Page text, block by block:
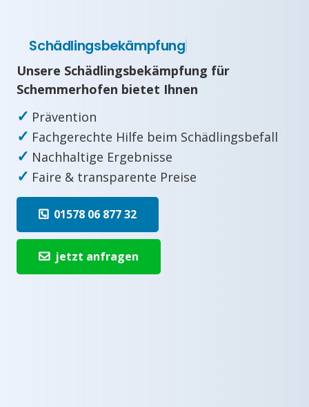
Schädlingsbekämpfung
Unsere Schädlingsbekämpfung für
Schemmerhofen bietet Ihnen
✓ Prävention
✓ Fachgerechte Hilfe beim Schädlingsbefall
✓ Nachhaltige Ergebnisse
✓ Faire & transparente Preise
01578 06 877 32
jetzt anfragen